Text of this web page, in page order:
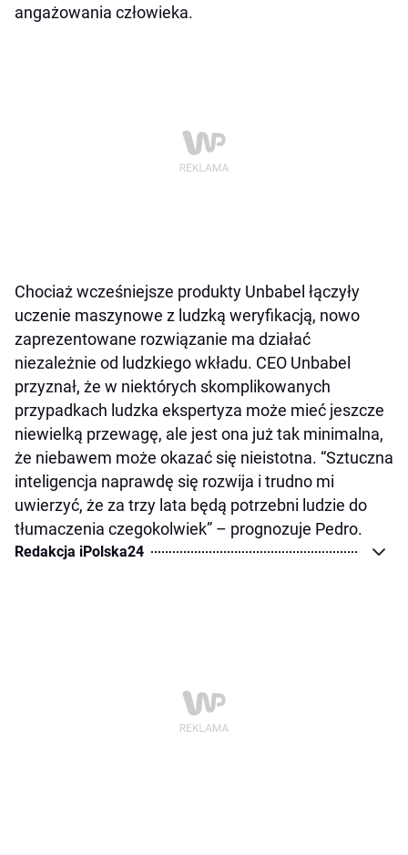
angażowania człowieka.
Chociaż wcześniejsze produkty Unbabel łączyły
uczenie maszynowe z ludzką weryfikacją, nowo
zaprezentowane rozwiązanie ma działać
niezależnie od ludzkiego wkładu. CEO Unbabel
przyznał, że w niektórych skomplikowanych
przypadkach ludzka ekspertyza może mieć jeszcze
niewielką przewagę, ale jest ona już tak minimalna,
że niebawem może okazać się nieistotna. “Sztuczna
inteligencja naprawdę się rozwija i trudno mi
uwierzyć, że za trzy lata będą potrzebni ludzie do
tłumaczenia czegokolwiek” – prognozuje Pedro.
Redakcja iPolska24